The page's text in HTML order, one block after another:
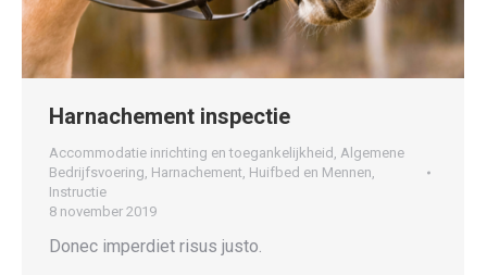
Harnachement inspectie
Accommodatie inrichting en toegankelijkheid , Algemene
Bedrijfsvoering, Harnachement, Huifbed en Mennen,
Instructie
8 november 2019
Donec imperdiet risus justo.